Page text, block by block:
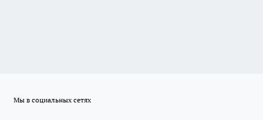
Мы в социальных сетях